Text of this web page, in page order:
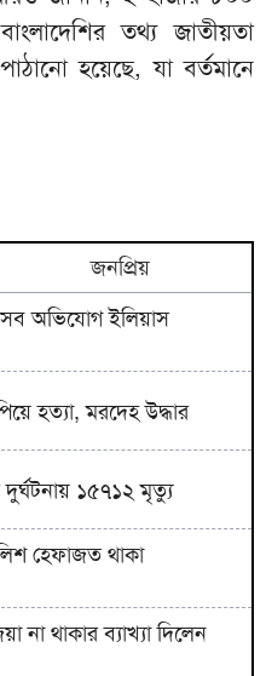
তথ্য জাতীয়তা
হয়েছে, যা বর্তমানে
জনপ্রিয়
অভিযোগ ইলিয়াস
হত্যা, মরদেহ উদ্ধার
১৫৭১২ মৃত্যু
হেফাজত থাকা
না থাকার ব্যাখ্যা দিলেন